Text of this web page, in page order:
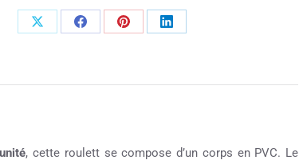
, cette roulett se compose d’un corps en PVC. Le